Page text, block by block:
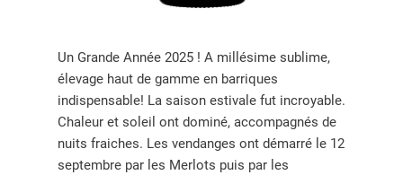
Un Grande Année 2025 ! A millésime sublime,
élevage haut de gamme en barriques
indispensable! La saison estivale fut incroyable.
Chaleur et soleil ont dominé, accompagnés de
nuits fraiches. Les vendanges ont démarré le 12
septembre par les Merlots puis par les